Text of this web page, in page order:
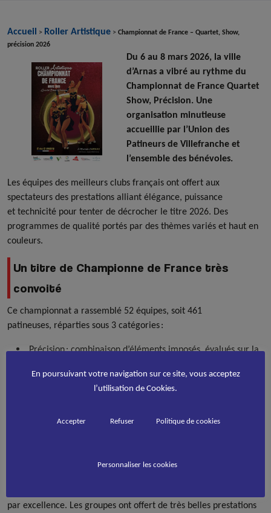
Accueil > Roller Artistique > Championnat de France – Quartet, Show,
précision 2026
Du 6 au 8 mars 2026, la ville
d’Arnas a vibré au rythme du
Championnat de France Quartet
Show, Précision. Une
organisation minutieuse
accueillie par l’Union des
Patineurs de Villefranche et
l’ensemble des bénévoles.
Les équipes des meilleurs clubs français ont offert aux
spectateurs des prestations alliant élégance, puissance
et technicité pour tenter de décrocher le titre 2026. Des
programmes de qualité portés par des thèmes variés et haut en
couleurs.
Un titre de Championne de France très
convoité
Ce championnat a rassemblé 52 équipes, soit 461
patineuses, réparties sous 3 catégories :
Précision : combinaison d’éléments imposés, évalués sur la
Show : effectuer une chorégraphie millimétrée en alliant
Quartet : fusion du patinage et de la danse en
De beaux résultats prometteurs
par excellence. Les groupes ont offert de très belles prestations
En poursuivant votre navigation sur ce site, vous acceptez
l’utilisation de Cookies.
Accepter Refuser Politique de cookies
Personnaliser les cookies